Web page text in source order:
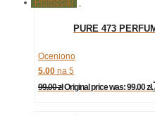
Promocja!
PURE 473
Oceniono
5.00 na 5
99.00zł Original price was: 99.00 zł.